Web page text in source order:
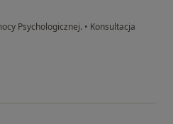
Psychologicznej. • Konsultacja